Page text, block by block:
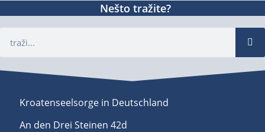
Nešto tražite?
Kroatenseelsorge in Deutschland
An den Drei Steinen 42d